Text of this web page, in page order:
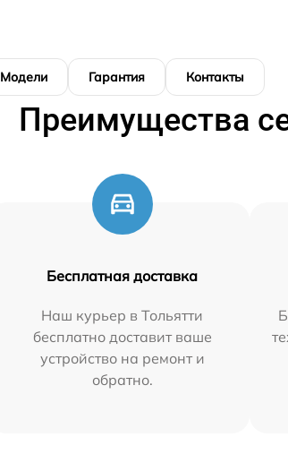
Модели Гарантия Контакты
Преимущества
Бесплатная доставка
Наш курьер в Тольятти
бесплатно доставит ваше
устройство на ремонт и
обратно.